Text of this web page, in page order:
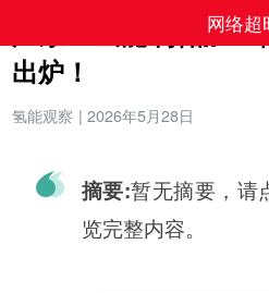
广东：氢能制储加一
出炉！
氢能观察 | 2026年5月28日
摘要:暂无摘要，请
览完整内容。
网络超